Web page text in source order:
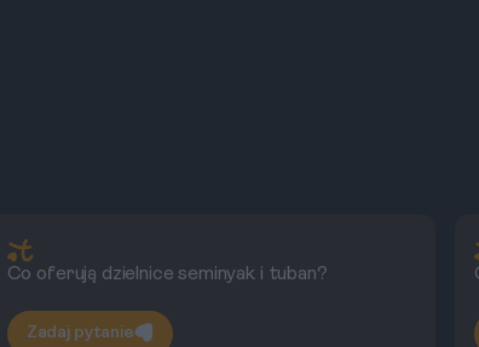
Co oferują dzielnice seminyak i tuban?
Zadaj pytanie